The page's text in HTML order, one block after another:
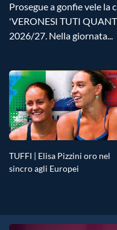
Prosegue a gonfie vele la
'VERONESI TUTI
2026/27. Nella giornata...
TUFFI | Elisa Pizzini oro nel
sincro agli Europei